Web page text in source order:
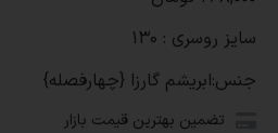
سایز روسری : 130
جنس:ابریشم گارزا {چهارفصله}
تضمین بهترین قیمت بازار